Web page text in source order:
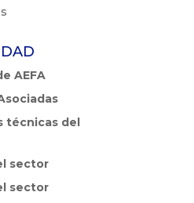
AEFA
técnicas del
sector
sector